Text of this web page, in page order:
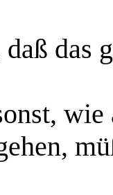
das
wie